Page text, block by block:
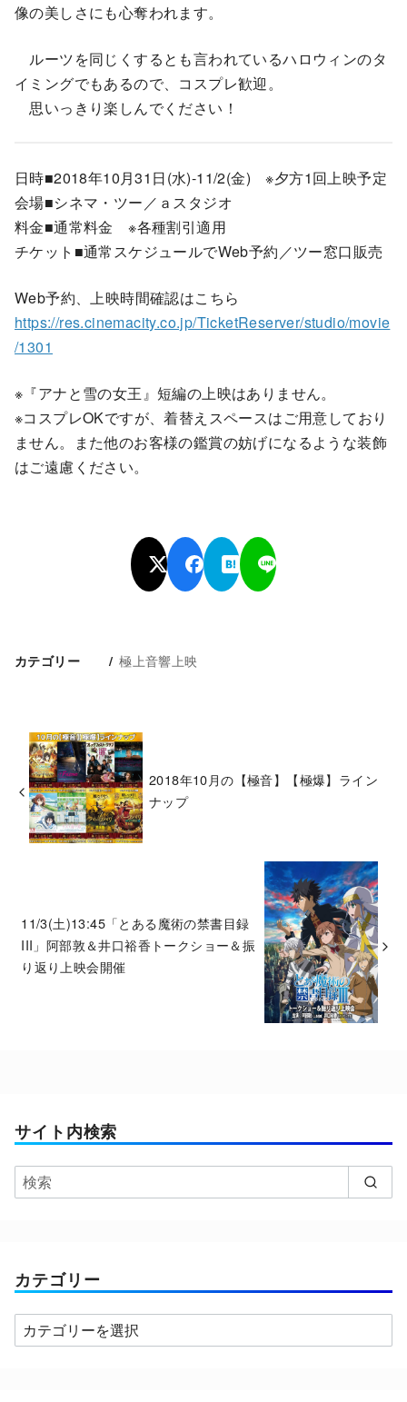
像の美しさにも心奪われます。
ルーツを同じくするとも言われているハロウィンのタ
イミングでもあるので、コスプレ歓迎。
思いっきり楽しんでください！
日時■2018年10月31日(水)-11/2(金) ※夕方1回上映予定
会場■シネマ・ツー／ａスタジオ
料金■通常料金 ※各種割引適用
チケット■通常スケジュールでWeb予約／ツー窓口販売
Web予約、上映時間確認はこちら
https://res.cinemacity.co.jp/TicketReserver/studio/movie
/1301
※『アナと雪の女王』短編の上映はありません。
※コスプレOKですが、着替えスペースはご用意しており
ません。また他のお客様の鑑賞の妨げになるような装飾
はご遠慮ください。
カテゴリー 極上音響上映
2018年10月の【極音】【極爆】ライン
ナップ
11/3(土)13:45「とある魔術の禁書目録
III」阿部敦＆井口裕香トークショー＆振
り返り上映会開催
サイト内検索
カテゴリー
カ
テ